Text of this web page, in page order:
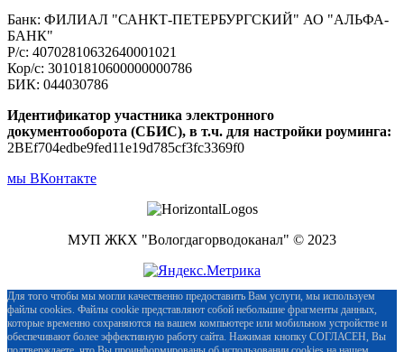
Банк: ФИЛИАЛ "САНКТ-ПЕТЕРБУРГСКИЙ" АО "АЛЬФА-
БАНК"
Р/с: 40702810632640001021
Кор/с: 30101810600000000786
БИК: 044030786
Идентификатор участника электронного
документооборота (СБИС), в т.ч. для настройки роуминга:
2BEf704edbe9fed11e19d785cf3fc3369f0
мы ВКонтакте
МУП ЖКХ "Вологдагорводоканал" © 2023
Для того чтобы мы могли качественно предоставить Вам услуги, мы используем
файлы cookies. Файлы cookie представляют собой небольшие фрагменты данных,
которые временно сохраняются на вашем компьютере или мобильном устройстве и
обеспечивают более эффективную работу сайта. Нажимая кнопку СОГЛАСЕН, Вы